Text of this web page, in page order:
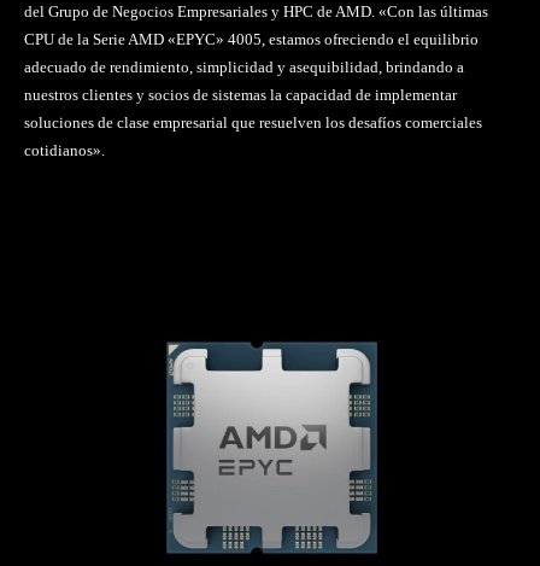
del Grupo de Negocios Empresariales y HPC de AMD. «Con las últimas
CPU de la Serie AMD «EPYC» 4005, estamos ofreciendo el equilibrio
adecuado de rendimiento, simplicidad y asequibilidad, brindando a
nuestros clientes y socios de sistemas la capacidad de implementar
soluciones de clase empresarial que resuelven los desafíos comerciales
cotidianos».